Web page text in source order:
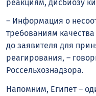
реакциям, дисбиозу
– Информация о
требованиям
до заявителя для
реагирования, –
Россельхознадзора.
Напомним, Египет –